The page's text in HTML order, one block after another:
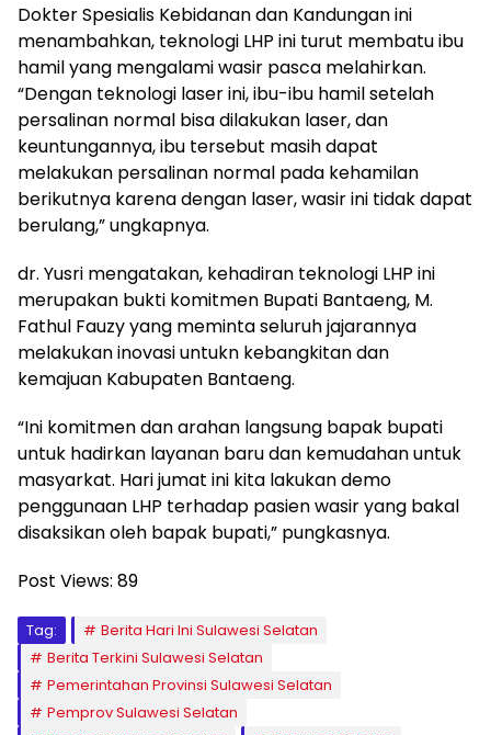
Dokter Spesialis Kebidanan dan Kandungan ini
menambahkan, teknologi LHP ini turut membatu ibu
hamil yang mengalami wasir pasca melahirkan.
“Dengan teknologi laser ini, ibu-ibu hamil setelah
persalinan normal bisa dilakukan laser, dan
keuntungannya, ibu tersebut masih dapat
melakukan persalinan normal pada kehamilan
berikutnya karena dengan laser, wasir ini tidak dapat
berulang,” ungkapnya.
dr. Yusri mengatakan, kehadiran teknologi LHP ini
merupakan bukti komitmen Bupati Bantaeng, M.
Fathul Fauzy yang meminta seluruh jajarannya
melakukan inovasi untukn kebangkitan dan
kemajuan Kabupaten Bantaeng.
“Ini komitmen dan arahan langsung bapak bupati
untuk hadirkan layanan baru dan kemudahan untuk
masyarkat. Hari jumat ini kita lakukan demo
penggunaan LHP terhadap pasien wasir yang bakal
disaksikan oleh bapak bupati,” pungkasnya.
Post Views: 89
Tag:
Berita Hari Ini Sulawesi Selatan
Berita Terkini Sulawesi Selatan
Pemerintahan Provinsi Sulawesi Selatan
Pemprov Sulawesi Selatan